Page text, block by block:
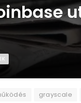
grayscale